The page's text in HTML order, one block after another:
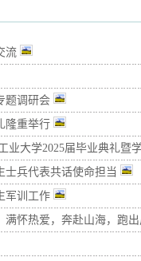
流
题调研会
隆重举行
大学2025届毕业典礼暨
士兵代表共话使命担当
军训工作
满怀热爱，奔赴山海，